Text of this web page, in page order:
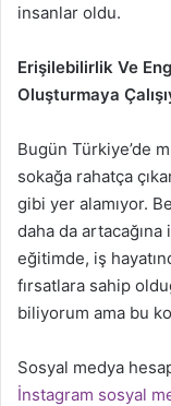
insanlar oldu.
Erişilebilirlik Ve
Oluşturmaya
Bugün Türkiye’de
sokağa rahatça
gibi yer alamıyor.
daha da artacağına
eğitimde, iş
fırsatlara sahip
biliyorum ama bu
Sosyal medya
İnstagram sosyal